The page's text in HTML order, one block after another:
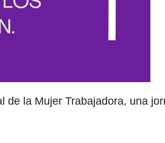
la Mujer Trabajadora, una